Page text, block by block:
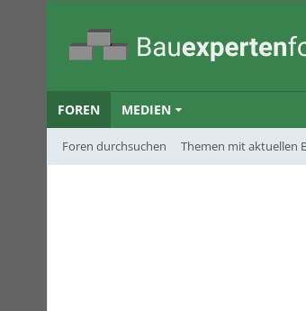
FOREN
Foren durchsuchen Themen mit aktuellen
MEDIEN